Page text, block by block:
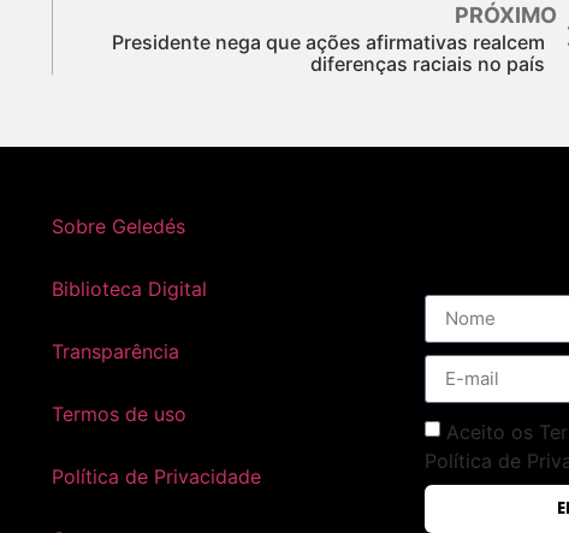
PRÓXIMO
Presidente nega que ações afirmativas realcem
diferenças raciais no país
Sobre Geledés
Biblioteca Digital
Transparência
Termos de uso
Política de Privacidade
Aceito os
Política de